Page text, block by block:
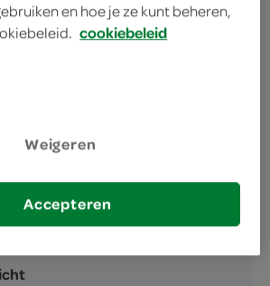
plakband
op geschreven kan worden
of kantoor
omschrijving
en hoe je ze kunt beheren,
cookiebeleid
Weigeren
Accepteren